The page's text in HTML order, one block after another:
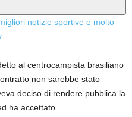
notizie sportive e molto
al centrocampista brasiliano
non sarebbe stato
deciso di rendere pubblica la
ha accettato.